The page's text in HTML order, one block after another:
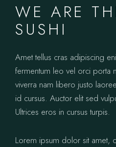
WE ARE
SUSHI
Amet tellus cras adipiscing
fermentum leo vel orci porta
viverra nam libero justo
id cursus. Auctor elit sed
Ultrices eros in cursus turpis.
Lorem ipsum dolor sit amet,